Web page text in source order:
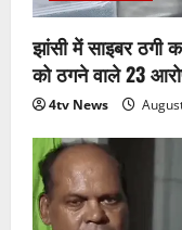
झांसी में साइबर ठगी
को ठगने वाले 23
4tv News